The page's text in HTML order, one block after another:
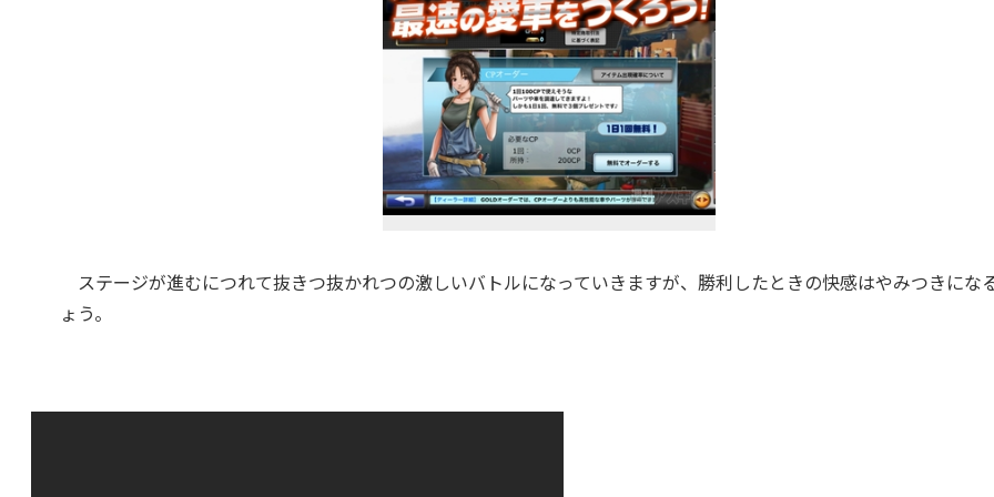
ステージが進むにつれて抜きつ抜かれつの激しいバトルになっていきますが、勝利したときの快感はやみつきにな
ょう。